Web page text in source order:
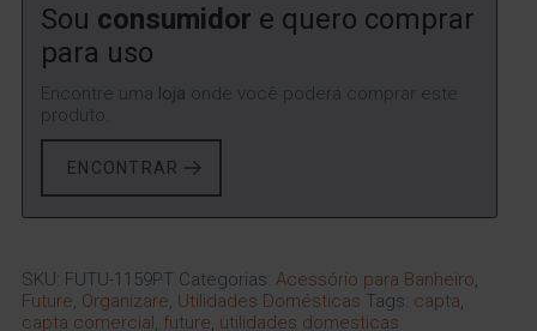
Sou consumidor e quero comprar
para uso
Encontre uma loja onde você poderá comprar este
produto.
ENCONTRAR
SKU: FUTU-1159PT Categorias: Acessório para Banheiro
Future Organizare Utilidades Domésticas Tags: capta
capta comercial future utilidades domesticas